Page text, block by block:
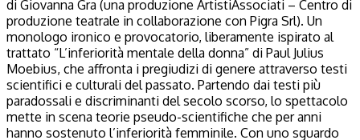
di Giovanna Gra (una produzione ArtistiAssociati – Centro di
produzione teatrale in collaborazione con Pigra Srl). Un
monologo ironico e provocatorio, liberamente ispirato al
trattato “L’inferiorità mentale della donna” di Paul Julius
Moebius, che affronta i pregiudizi di genere attraverso testi
scientifici e culturali del passato. Partendo dai testi più
paradossali e discriminanti del secolo scorso, lo spettacolo
mette in scena teorie pseudo-scientifiche che per anni
hanno sostenuto l’inferiorità femminile. Con uno sguardo